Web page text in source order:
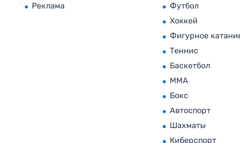
Реклама
Футбол
Хоккей
Фигурное
Теннис
Баскетбол
MMA
Бокс
Автоспорт
Шахматы
Киберспорт